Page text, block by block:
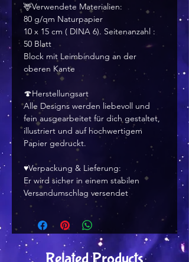
🦌Verwendete Materialien:
80 g/qm Naturpapier
10 x 15 cm ( DINA 6). Seitenanzahl :
50 Blatt
Block mit Leimbindung an der
oberen Kante
🍄Herstellungsart
Alle Designs werden liebevoll und
fein ausgearbeitet für dich gestaltet,
illustriert und auf hochwertigem
Papier gedruckt.
♥Verpackung & Lieferung:
Er wird sicher in einem stabilen
Versandumschlag versendet